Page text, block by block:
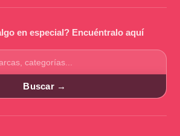
en especial? Encuéntralo aquí
Buscar →